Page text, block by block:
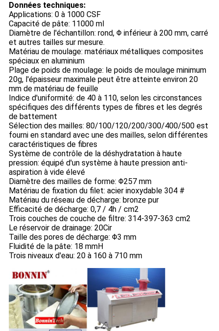
Données techniques:
Applications: 0 à 1000 CSF
Capacité de pâte: 11000 ml
Diamètre de l'échantillon: rond, Φ inférieur à 200 mm, carré
et autres tailles sur mesure.
Matériau de moulage: matériaux métalliques composites
spéciaux en aluminium
Plage de poids de moulage: le poids de moulage minimum
20g, l'épaisseur maximale peut être atteinte environ 20
mm de matériau de feuille
Indice d'uniformité: de 40 à 110, selon les circonstances
spécifiques des différents types de fibres et les degrés
de battement
Sélection des mailles: 80/100/120/200/300/400/500 est
fourni en standard avec une des mailles, selon différentes
caractéristiques de fibres
Système de contrôle de la déshydratation à haute
pression: équipé d'un système à haute pression anti-
aspiration à vide élevé
Diamètre des mailles de forme: Φ257 mm
Matériau de fixation du filet: acier inoxydable 304 #
Matériau du réseau de décharge: bronze pur
Efficacité de décharge: 0,7 / 4h / cm2
Trois couches de couche de filtre: 314-397-363 cm2
Le réservoir de drainage: 20Cir
Taille des pores de décharge: Φ3 mm
Fluidité de la pâte: 18 mmH
Trois niveaux d'eau: 20 à 160 à 710 mm